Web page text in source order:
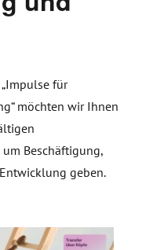
für
möchten wir Ihnen
Beschäftigung,
geben.
Entwicklung“